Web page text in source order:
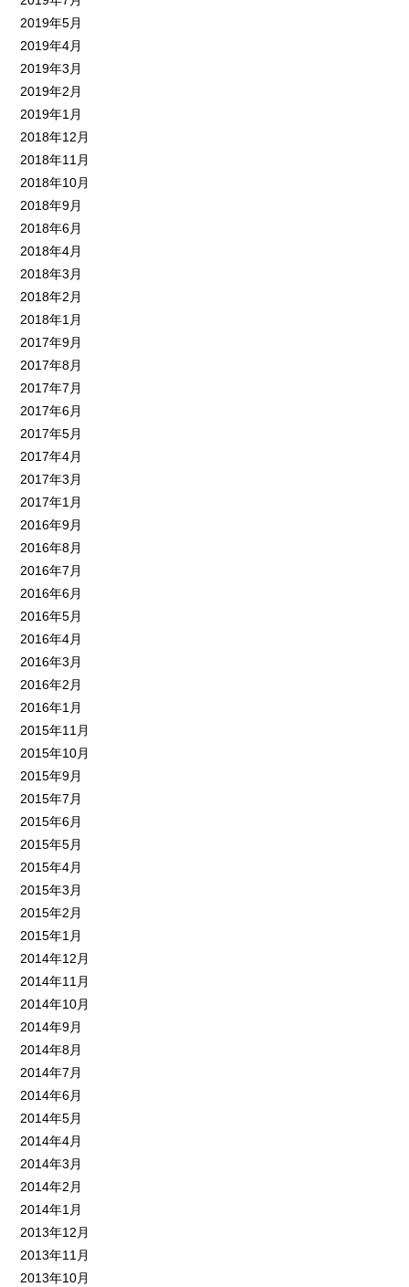
2019年5月
2019年4月
2019年3月
2019年2月
2019年1月
2018年12月
2018年11月
2018年10月
2018年9月
2018年6月
2018年4月
2018年3月
2018年2月
2018年1月
2017年9月
2017年8月
2017年7月
2017年6月
2017年5月
2017年4月
2017年3月
2017年1月
2016年9月
2016年8月
2016年7月
2016年6月
2016年5月
2016年4月
2016年3月
2016年2月
2016年1月
2015年11月
2015年10月
2015年9月
2015年7月
2015年6月
2015年5月
2015年4月
2015年3月
2015年2月
2015年1月
2014年12月
2014年11月
2014年10月
2014年9月
2014年8月
2014年7月
2014年6月
2014年5月
2014年4月
2014年3月
2014年2月
2014年1月
2013年12月
2013年11月
2013年10月